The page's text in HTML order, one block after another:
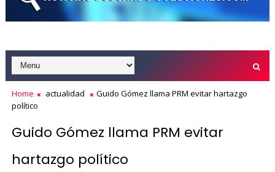
Home actualidad
Guido Gómez llama PRM evitar hartazgo
político
Guido Gómez llama PRM evitar
hartazgo político